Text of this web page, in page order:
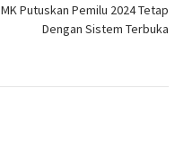
MK Putuskan Pemilu 2024 Tetap
Dengan Sistem Terbuka